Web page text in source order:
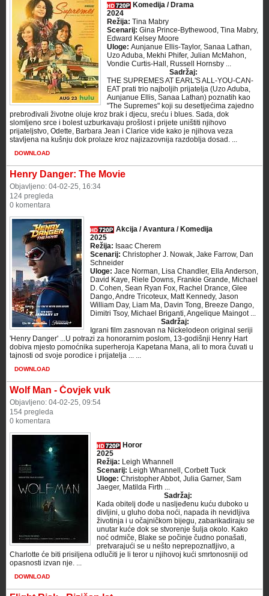
Komedija / Drama
2024
Režija: Tina Mabry
Scenarij: Gina Prince-Bythewood, Tina Mabry,
Edward Kelsey Moore
Uloge: Aunjanue Ellis-Taylor, Sanaa Lathan,
Uzo Aduba, Mekhi Phifer, Julian McMahon,
Vondie Curtis-Hall, Russell Hornsby ...
Sadržaj:
THE SUPREMES AT EARL'S ALL-YOU-CAN-
EAT prati trio najboljih prijatelja (Uzo Aduba,
Aunjanue Ellis, Sanaa Lathan) poznatih kao
"The Supremes" koji su desetljećima zajedno
prebrođivali životne oluje kroz brak i djecu, sreću i blues. Sada, dok
slomljeno srce i bolest uzburkavaju prošlost i prijete uništiti njihovo
prijateljstvo, Odette, Barbara Jean i Clarice vide kako je njihova veza
stavljena na kušnju dok prolaze kroz najizazovnija razdoblja dosad. ...
DOWNLOAD
Henry Danger: The Movie
Objavljeno: 04-02-25, 16:34
124 pregleda
0 komentara
Akcija / Avantura / Komedija
2025
Režija: Isaac Cherem
Scenarij: Christopher J. Nowak, Jake Farrow, Dan
Schneider
Uloge: Jace Norman, Lisa Chandler, Ella Anderson,
David Kaye, Riele Downs, Frankie Grande, Michael
D. Cohen, Sean Ryan Fox, Rachel Drance, Glee
Dango, Andre Tricoteux, Matt Kennedy, Jason
William Day, Liam Ma, Davin Tong, Breeze Dango,
Dimitri Tsoy, Michael Briganti, Angelique Maingot ...
Sadržaj:
Igrani film zasnovan na Nickelodeon original seriji
'Henry Danger' ...U potrazi za honorarnim poslom, 13-godišnji Henry Hart
dobiva mjesto pomoćnika superheroja Kapetana Mana, ali to mora čuvati u
tajnosti od svoje porodice i prijatelja ... ...
DOWNLOAD
Wolf Man - Čovjek vuk
Objavljeno: 04-02-25, 09:54
154 pregleda
0 komentara
Horor
2025
Režija: Leigh Whannell
Scenarij: Leigh Whannell, Corbett Tuck
Uloge: Christopher Abbot, Julia Garner, Sam
Jaeger, Matilda Firth ...
Sadržaj:
Kada obitelj dođe u nasljeđenu kuću duboko u
divljini, u gluho doba noći, napada ih nevidljiva
životinja i u očajničkom bijegu, zabarikadiraju se
unutar kuće dok se stvorenje šulja okolo. Kako
noć odmiče, Blake se počinje čudno ponašati,
pretvarajući se u nešto neprepoznatljivo, a
Charlotte će biti prisiljena odlučiti je li teror u njihovoj kući smrtonosniji od
opasnosti izvan nje. ...
DOWNLOAD